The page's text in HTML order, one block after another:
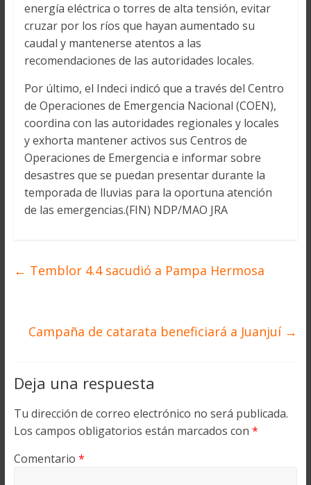
energía eléctrica o torres de alta tensión, evitar
cruzar por los ríos que hayan aumentado su
caudal y mantenerse atentos a las
recomendaciones de las autoridades locales.
Por último, el Indeci indicó que a través del Centro
de Operaciones de Emergencia Nacional (COEN),
coordina con las autoridades regionales y locales
y exhorta mantener activos sus Centros de
Operaciones de Emergencia e informar sobre
desastres que se puedan presentar durante la
temporada de lluvias para la oportuna atención
de las emergencias.(FIN) NDP/MAO JRA
← Temblor 4.4 sacudió a Pampa Hermosa
Campaña de catarata beneficiará a Juanjuí →
Deja una respuesta
Tu dirección de correo electrónico no será publicada.
Los campos obligatorios están marcados con *
Comentario *